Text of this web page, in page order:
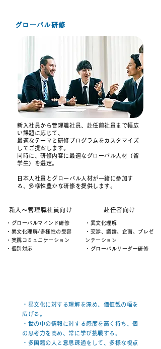
グローバル研修
新入社員から⁩管理職社員、赴任前社員まで幅広
い課題に応じて、
最適なテーマと研修プログラムをカスタマイズ
してご提案します。
同時に、研修内容に最適なグローバル人材（留
学生）を選定。
日本人社員とグローバル人材が一緒に参加す
る、多様性豊かな研修を提供します。
新人～管理職社員向け
・グローバルマインド研修
・異文化理解/多様性の受容
・実践コミュニケーション
・個別対応
赴任者向け
・異文化理解
・交渉、議論、企画、プレゼ
ンテーション
・グローバルリーダー研修
・異文化に対する理解を深め、価値観の幅を
広げる。
・世の中の情報に対する感度を高く持ち、個
の思考力を高め、常に学び挑戦する。
・多国籍の人と意思疎通をして、多様な視点